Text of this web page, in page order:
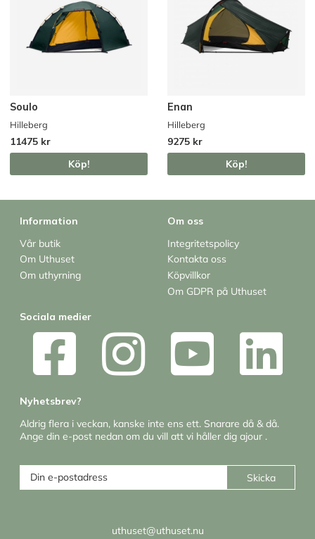
Soulo
Hilleberg
11475 kr
Köp!
Enan
Hilleberg
9275 kr
Köp!
Information
Vår butik
Om Uthuset
Om uthyrning
Om oss
Integritetspolicy
Kontakta oss
Köpvillkor
Om GDPR på Uthuset
Sociala medier
Nyhetsbrev?
Aldrig flera i veckan, kanske inte ens ett. Snarare då & då.
Ange din e-post nedan om du vill att vi håller dig ajour .
Skicka
uthuset@uthuset.nu